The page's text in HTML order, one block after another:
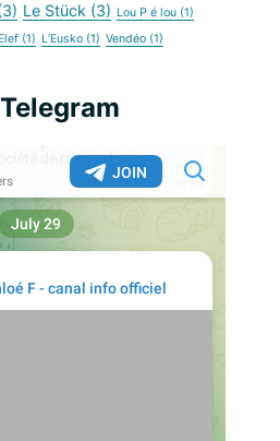
Le Stück (3) Lou P é lou (1)
(1) L’Eusko (1) Vendéo (1)